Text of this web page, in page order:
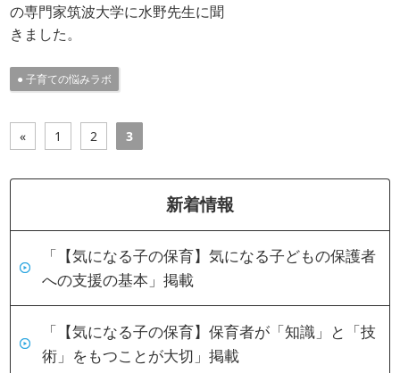
の専門家筑波大学に水野先生に聞
きました。
子育ての悩みラボ
« 1 2 3
新着情報
「【気になる子の保育】気になる子どもの保護者
への支援の基本」掲載
「【気になる子の保育】保育者が「知識」と「技
術」をもつことが大切」掲載